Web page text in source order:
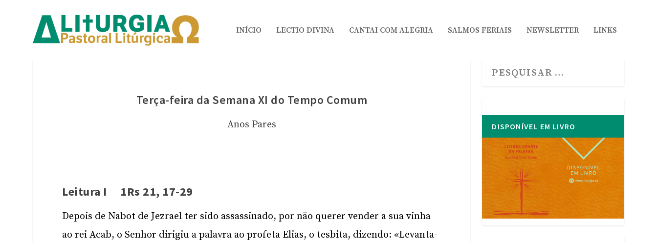
INÍCIO LECTIO DIVINA CANTAI COM ALEGRIA SALMOS FERIAIS NEWSLETTER LINKS
Terça-feira da Semana XI do Tempo Comum
Anos Pares
Leitura I 1Rs 21, 17-29
Depois de Nabot de Jezrael ter sido assassinado, por não querer vender a sua vinha
ao rei Acab, o Senhor dirigiu a palavra ao profeta Elias, o tesbita, dizendo: «Levanta-
DISPONÍVEL EM LIVRO